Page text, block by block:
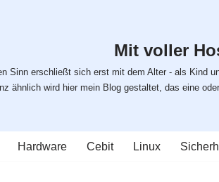
Mit voller
Sinn erschließt sich erst mit dem Alter - als Kind
ähnlich wird hier mein Blog gestaltet, das eine
Hardware Cebit Linux